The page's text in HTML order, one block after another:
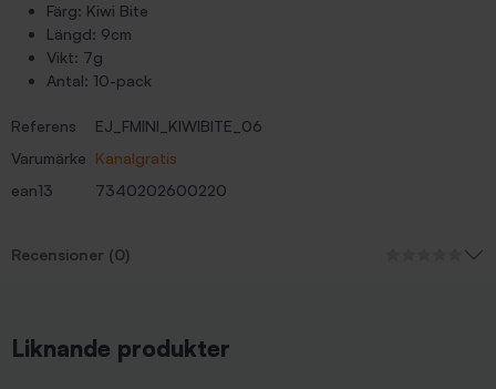
Färg: Kiwi Bite
Längd: 9cm
Vikt: 7g
Antal: 10-pack
Referens
EJ_FMINI_KIWIBITE_06
Varumärke Kanalgratis
ean13
7340202600220
Recensioner (0)
Liknande produkter